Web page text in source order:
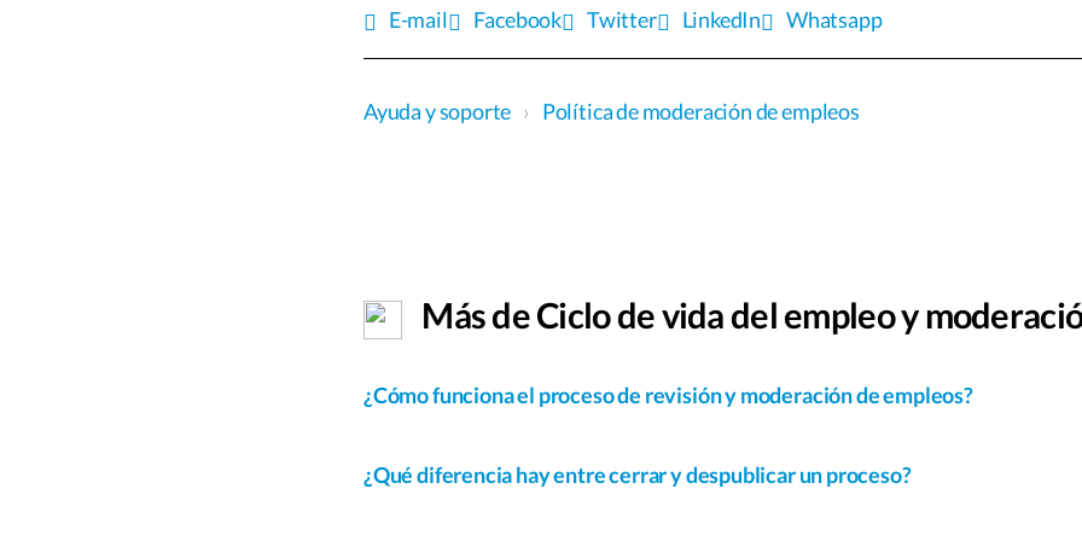
E-mail Facebook Twitter LinkedIn Whatsapp
Ayuda y soporte › Política de moderación de empleos
Más de Ciclo de vida del empleo y
¿Cómo funciona el proceso de revisión y moderación de empleos?
¿Qué diferencia hay entre cerrar y despublicar un proceso?